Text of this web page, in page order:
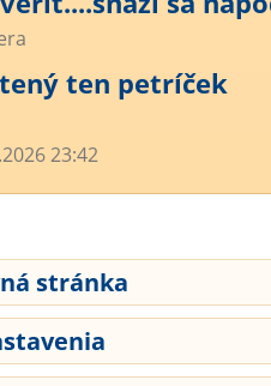
ten petríček
23:42
stránka